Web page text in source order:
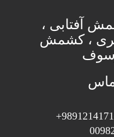
،
، کشمش